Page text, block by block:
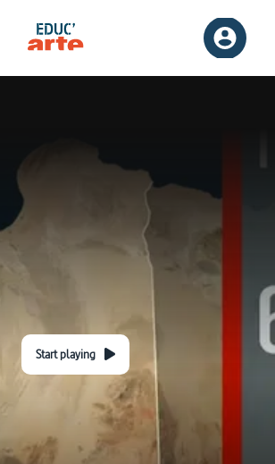
Start playing